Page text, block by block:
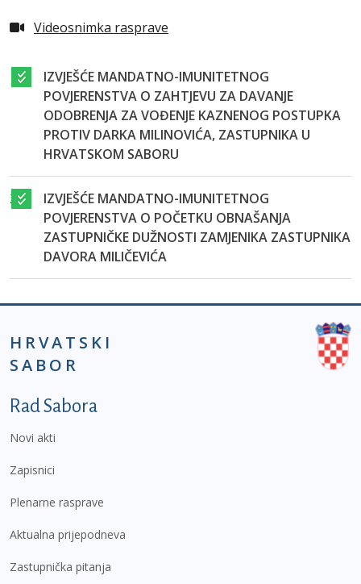
Videosnimka rasprave
1.
IZVJEŠĆE MANDATNO-IMUNITETNOG
POVJERENSTVA O ZAHTJEVU ZA DAVANJE
ODOBRENJA ZA VOĐENJE KAZNENOG POSTUPKA
PROTIV DARKA MILINOVIĆA, ZASTUPNIKA U
HRVATSKOM SABORU
2.
IZVJEŠĆE MANDATNO-IMUNITETNOG
POVJERENSTVA O POČETKU OBNAŠANJA
ZASTUPNIČKE DUŽNOSTI ZAMJENIKA ZASTUPNIKA
DAVORA MILIČEVIĆA
HRVATSKI
SABOR
Podnožje prvi izbornik
Rad Sabora
Novi akti
Zapisnici
Plenarne rasprave
Aktualna prijepodneva
Zastupnička pitanja